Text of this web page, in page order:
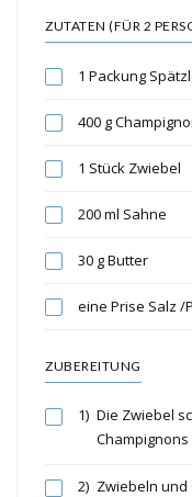
ZUTATEN (FÜR 2
1 Packung
400 g
1 Stück Zwiebel
200 ml Sahne
30 g Butter
eine Prise Salz /
ZUBEREITUNG
1) Die Zwiebel
2) Zwiebeln